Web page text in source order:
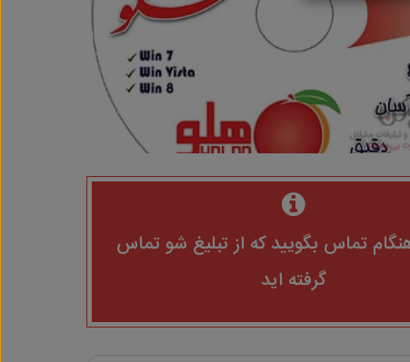
تماس بگویید که از تبلیغ شو تماس
گرفته اید